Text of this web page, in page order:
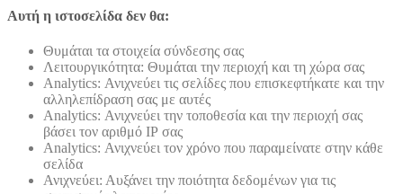
Αυτή η ιστοσελίδα δεν θα:
Θυμάται τα στοιχεία σύνδεσης σας
Λειτουργικότητα: Θυμάται την περιοχή και τη χώρα σας
Analytics: Ανιχνεύει τις σελίδες που επισκεφτήκατε και την
αλληλεπίδραση σας με αυτές
Analytics: Ανιχνεύει την τοποθεσία και την περιοχή σας
βάσει τον αριθμό ΙΡ σας
Analytics: Ανιχνεύει τον χρόνο που παραμείνατε στην κάθε
σελίδα
Ανιχνεύει: Αυξάνει την ποιότητα δεδομένων για τις